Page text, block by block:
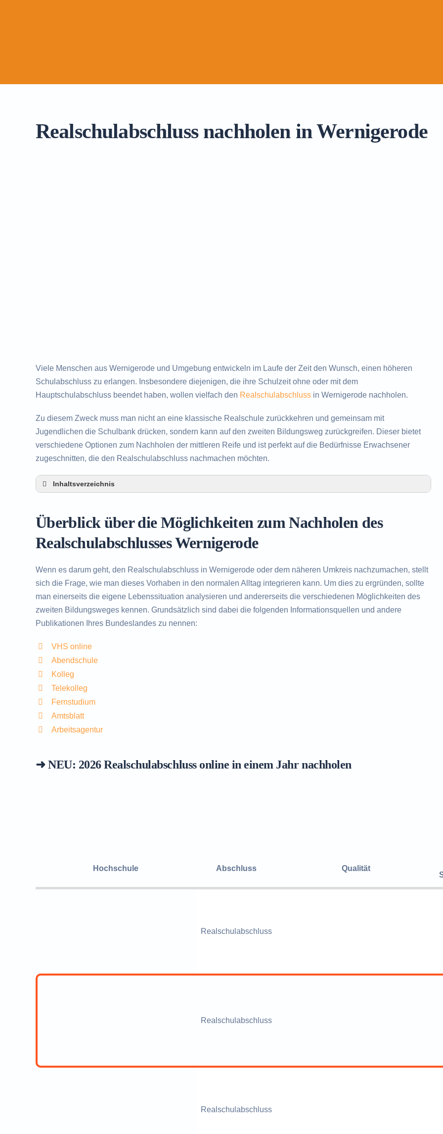
Realschulabschluss nachholen in Wernigerode
Viele Menschen aus Wernigerode und Umgebung entwickeln im Laufe der Zeit den Wunsch, einen höheren
Schulabschluss zu erlangen. Insbesondere diejenigen, die ihre Schulzeit ohne oder mit dem
Hauptschulabschluss beendet haben, wollen vielfach den Realschulabschluss in Wernigerode nachholen.
Zu diesem Zweck muss man nicht an eine klassische Realschule zurückkehren und gemeinsam mit
Jugendlichen die Schulbank drücken, sondern kann auf den zweiten Bildungsweg zurückgreifen. Dieser bietet
verschiedene Optionen zum Nachholen der mittleren Reife und ist perfekt auf die Bedürfnisse Erwachsener
zugeschnitten, die den Realschulabschluss nachmachen möchten.
Inhaltsverzeichnis
Beratung in Wernigerode rund um das Nachholen des Realschulabschlusses
Überblick über die Möglichkeiten zum Nachholen des
Realschulabschlusses Wernigerode
Wenn es darum geht, den Realschulabschluss in Wernigerode oder dem näheren Umkreis nachzumachen, stellt
sich die Frage, wie man dieses Vorhaben in den normalen Alltag integrieren kann. Um dies zu ergründen, sollte
man einerseits die eigene Lebenssituation analysieren und andererseits die verschiedenen Möglichkeiten des
zweiten Bildungsweges kennen. Grundsätzlich sind dabei die folgenden Informationsquellen und andere
Publikationen Ihres Bundeslandes zu nennen:
VHS online
Abendschule
Kolleg
Telekolleg
Fernstudium
Amtsblatt
Arbeitsagentur
➜ NEU: 2026Realschulabschluss online in einem Jahr nachholen
Hochschule Abschluss Qualität
Realschulabschluss
Realschulabschluss
Realschulabschluss